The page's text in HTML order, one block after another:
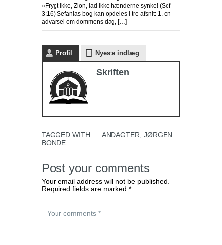
»Frygt ikke, Zion, lad ikke hænderne synke! (Sef
3:16) Sefanias bog kan opdeles i tre afsnit: 1. en
advarsel om dommens dag, […]
Profil Nyeste indlæg
Skriften
TAGGED WITH: ANDAGTER JØRGEN
BONDE
Post your comments
Your email address will not be published.
Required fields are marked *